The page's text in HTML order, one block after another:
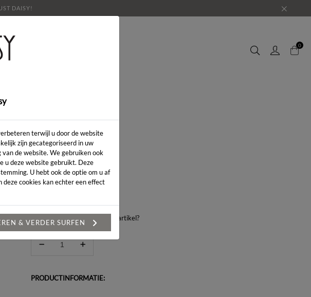
DAISY!
LOOKBOOK
0
LENGTE: *
KLEUR:
Heeft u een vraag over dit artikel?
PRODUCTINFORMATIE:
terwijl u door de website
zijn gecategoriseerd in uw
de website. We gebruiken ook
u deze website gebruikt. Deze
U hebt ook de optie om u af
cookies kan echter een effect
& VERDER SURFEN